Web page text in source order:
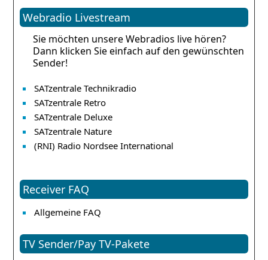
Webradio Livestream
Sie möchten unsere Webradios live hören?
Dann klicken Sie einfach auf den gewünschten
Sender!
SATzentrale Technikradio
SATzentrale Retro
SATzentrale Deluxe
SATzentrale Nature
(RNI) Radio Nordsee International
Receiver FAQ
Allgemeine FAQ
TV Sender/Pay TV-Pakete